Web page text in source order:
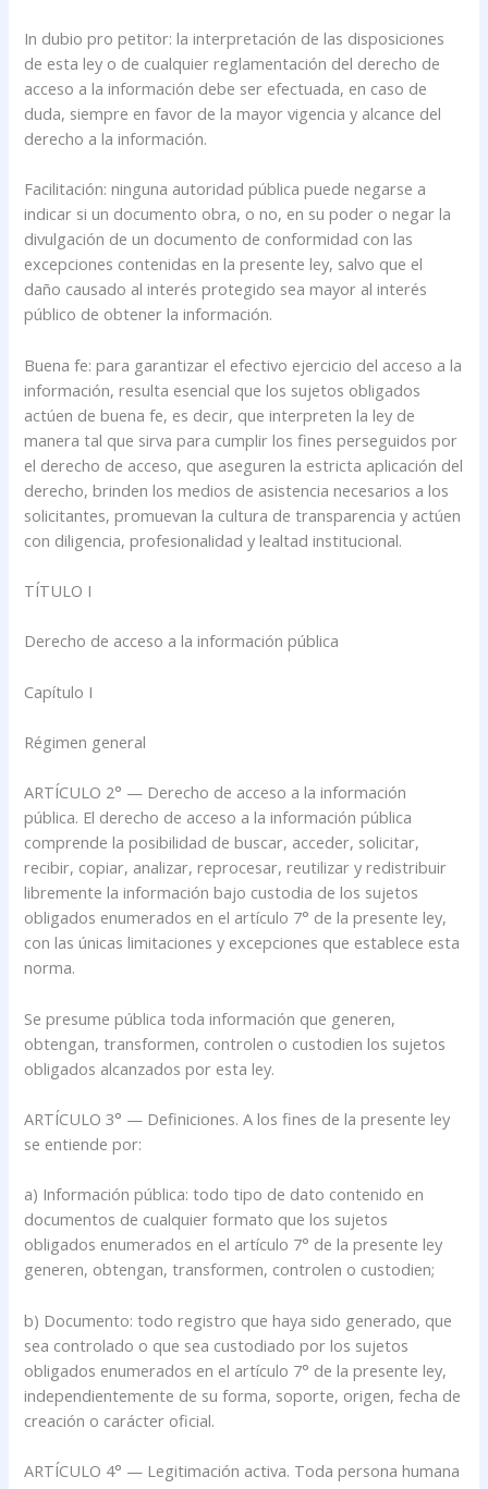
In dubio pro petitor: la interpretación de las disposiciones
de esta ley o de cualquier reglamentación del derecho de
acceso a la información debe ser efectuada, en caso de
duda, siempre en favor de la mayor vigencia y alcance del
derecho a la información.
Facilitación: ninguna autoridad pública puede negarse a
indicar si un documento obra, o no, en su poder o negar la
divulgación de un documento de conformidad con las
excepciones contenidas en la presente ley, salvo que el
daño causado al interés protegido sea mayor al interés
público de obtener la información.
Buena fe: para garantizar el efectivo ejercicio del acceso a la
información, resulta esencial que los sujetos obligados
actúen de buena fe, es decir, que interpreten la ley de
manera tal que sirva para cumplir los fines perseguidos por
el derecho de acceso, que aseguren la estricta aplicación del
derecho, brinden los medios de asistencia necesarios a los
solicitantes, promuevan la cultura de transparencia y actúen
con diligencia, profesionalidad y lealtad institucional.
TÍTULO I
Derecho de acceso a la información pública
Capítulo I
Régimen general
ARTÍCULO 2° — Derecho de acceso a la información
pública. El derecho de acceso a la información pública
comprende la posibilidad de buscar, acceder, solicitar,
recibir, copiar, analizar, reprocesar, reutilizar y redistribuir
libremente la información bajo custodia de los sujetos
obligados enumerados en el artículo 7° de la presente ley,
con las únicas limitaciones y excepciones que establece esta
norma.
Se presume pública toda información que generen,
obtengan, transformen, controlen o custodien los sujetos
obligados alcanzados por esta ley.
ARTÍCULO 3° — Definiciones. A los fines de la presente ley
se entiende por:
a) Información pública: todo tipo de dato contenido en
documentos de cualquier formato que los sujetos
obligados enumerados en el artículo 7° de la presente ley
generen, obtengan, transformen, controlen o custodien;
b) Documento: todo registro que haya sido generado, que
sea controlado o que sea custodiado por los sujetos
obligados enumerados en el artículo 7° de la presente ley,
independientemente de su forma, soporte, origen, fecha de
creación o carácter oficial.
ARTÍCULO 4° — Legitimación activa. Toda persona humana